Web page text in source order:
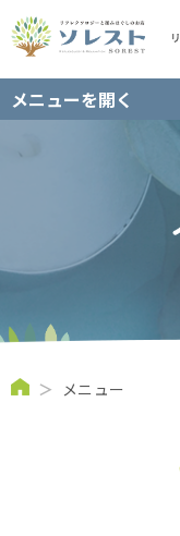
メニューを開く
＞ メニュー